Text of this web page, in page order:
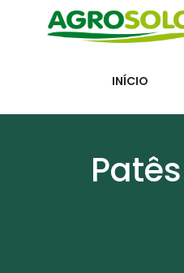
INÍCIO